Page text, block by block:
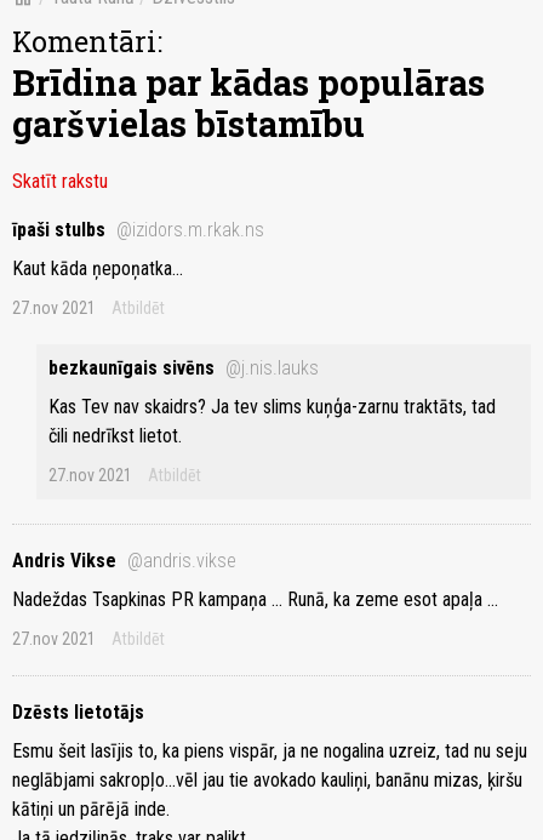
Komentāri:
Brīdina par kādas populāras
garšvielas bīstamību
Skatīt rakstu
īpaši stulbs @izidors.m.rkak.ns
Kaut kāda ņepoņatka...
27.nov 2021 Atbildēt
bezkaunīgais sivēns @j.nis.lauks
Kas Tev nav skaidrs? Ja tev slims kuņģa-zarnu traktāts, tad
čili nedrīkst lietot.
27.nov 2021 Atbildēt
Andris Vikse @andris.vikse
Nadeždas Tsapkinas PR kampaņa ... Runā, ka zeme esot apaļa ...
27.nov 2021 Atbildēt
Dzēsts lietotājs
Esmu šeit lasījis to, ka piens vispār, ja ne nogalina uzreiz, tad nu seju
neglābjami sakropļo...vēl jau tie avokado kauliņi, banānu mizas, ķiršu
kātiņi un pārējā inde.